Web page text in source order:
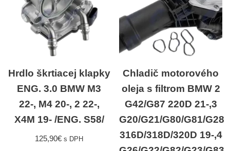
Hrdlo škrtiacej klapky
ENG. 3.0 BMW M3
22-, M4 20-, 2 22-,
X4M 19- /ENG. S58/
125,90€ s DPH
Chladič motorového
oleja s filtrom BMW 2
G42/G87 220D 21-,3
G20/G21/G80/G81/G28
316D/318D/320D 19-,4